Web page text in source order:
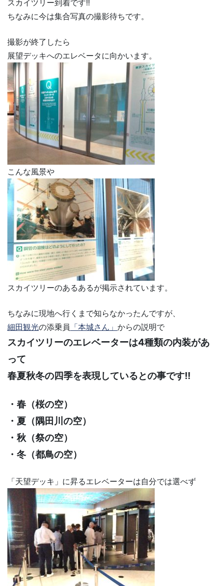
スカイツリー到着です!!
ちなみに今は集合写真の撮影待ちです。
撮影が終了したら
展望デッキへのエレベータに向かいます。
こんな風景や
スカイツリーのあるあるが掲示されています。
ちなみに現地へ行くまで知らなかったんですが、
細田観光の添乗員 「本城さん」 からの説明で
スカイツリーのエレベーターは4種類の内装があ
って
春夏秋冬の四季を表現しているとの事です!!
・春（桜の空）
・夏（隅田川の空）
・秋（祭の空）
・冬（都鳥の空）
「天望デッキ」に昇るエレベーターは自分では選べず